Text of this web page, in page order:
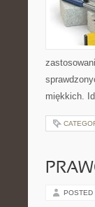
miękkich.
POSTED